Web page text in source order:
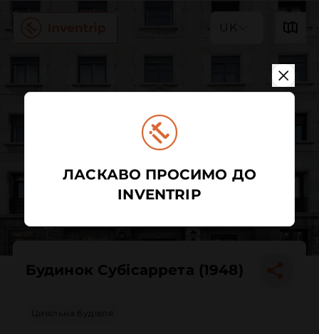
UK
Будинок Субісаррета (1948)
Цивільна будівля
ЛАСКАВО ПРОСИМО ДО
INVENTRIP